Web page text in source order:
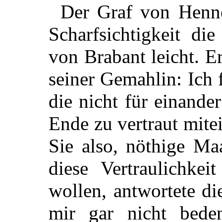
Der Graf von
Scharfsichtigkeit
von Brabant leicht.
seiner Gemahlin: Ich
die nicht für
Ende zu vertraut
Sie also, nöthige
diese
wollen, antwortete
mir gar nicht